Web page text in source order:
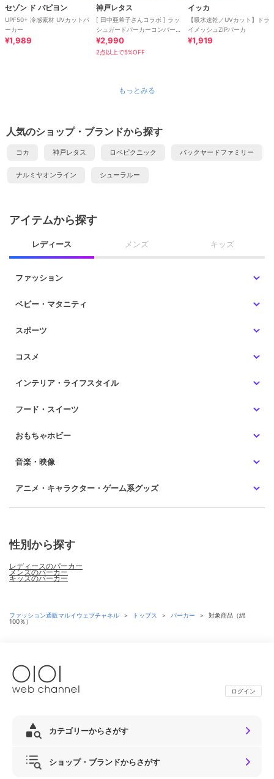
セゾン ド パピヨン
UPF50+ 冷感素材 UVカットパ
ーカー
¥1,989
神戸レタス
[ 田中亜希子さんコラボ ] ラッ
シュガードパーカーコンバーチ
ブルパンツ [S226]
¥2,990
2点以上で5%OFF
イッカ
【吸水速乾／UVカット】ドラ
イメッシュZIPパーカ
¥1,919
もっとみる
人気のショップ・ブランドから探す
コカ 神戸レタス ロペピクニック バックヤードファミリー
ナルミヤオンライン シューラルー
アイテムから探す
レディース メンズ キッズ
ファッション
ベビー・マタニティ
スポーツ
コスメ
インテリア・ライフスタイル
フード・スイーツ
おもちゃホビー
音楽・映像
アニメ・キャラクター・ゲーム系グッズ
性別から探す
レディースのパーカー
メンズのパーカー
キッズのパーカー
ファッション通販マルイウェブチャネル ＞ トップス ＞ パーカー ＞
対象商品（綿
100％）
ログイン
カテゴリーからさがす
ショップ・ブランドからさがす